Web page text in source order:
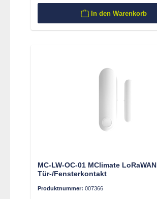
In den Warenkorb
MC-LW-OC-01 MClimate LoRaWAN
Tür-/Fensterkontakt
Produktnummer: 007366